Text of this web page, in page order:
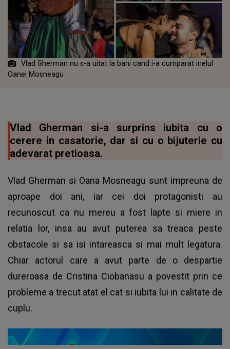
Vlad Gherman nu s-a uitat la bani cand i-a cumparat inelul
Oanei Mosneagu
Vlad Gherman si-a surprins iubita cu o
cerere in casatorie, dar si cu o bijuterie cu
adevarat pretioasa.
Vlad Gherman si Oana Mosneagu sunt impreuna de
aproape doi ani, iar cei doi protagonisti au
recunoscut ca nu mereu a fost lapte si miere in
relatia lor, insa au avut puterea sa treaca peste
obstacole si sa isi intareasca si mai mult legatura.
Chiar actorul care a avut parte de o despartie
dureroasa de Cristina Ciobanasu a povestit prin ce
probleme a trecut atat el cat si iubita lui in calitate de
cuplu.